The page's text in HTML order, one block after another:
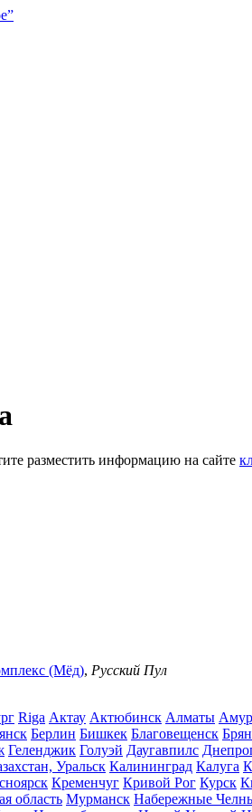
разместить информацию на сайте
(Мёд), Русский Пул
Riga Актау Актюбинск Алматы
Берлин Бишкек Благовещенск
Геленджик Голуэй Даугавпилс
Уральск Калининград Калуга
Кременчуг Кривой Рог Курск
область Мурманск Набережные